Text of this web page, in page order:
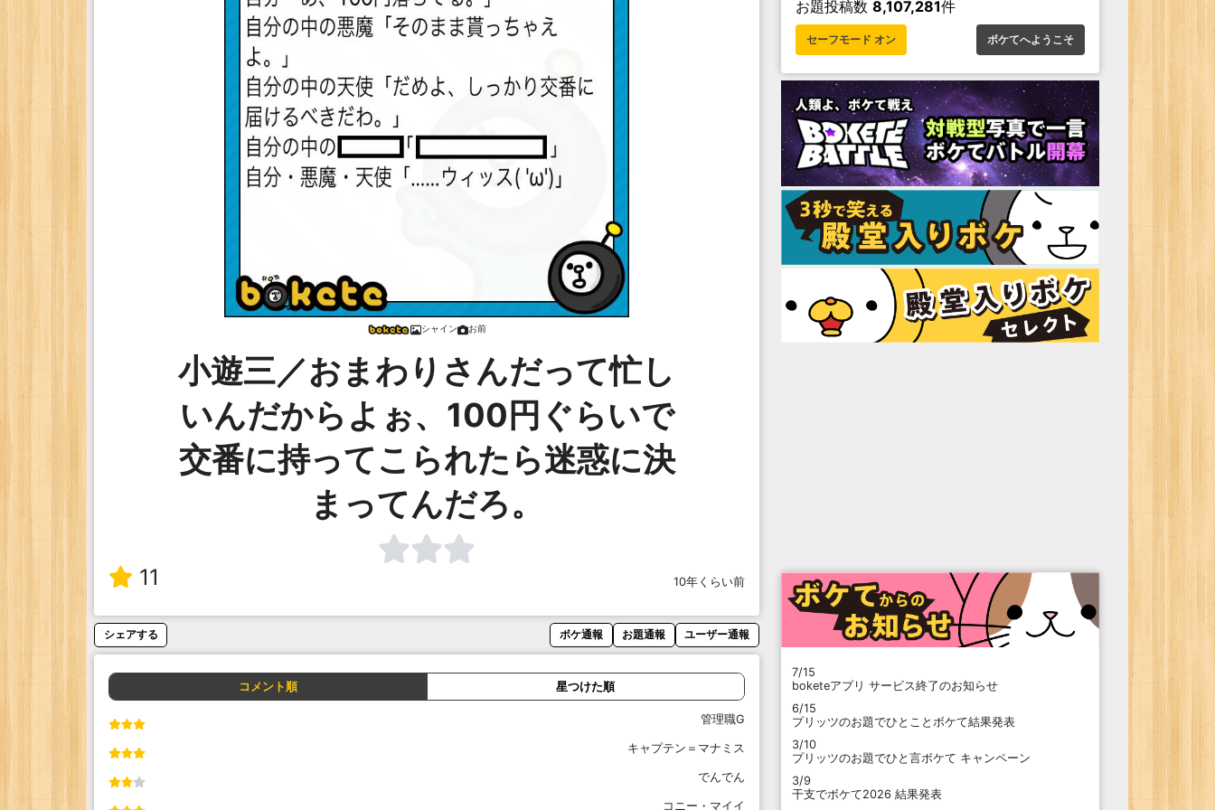
シャイン お前
小遊三／おまわりさんだって忙し
いんだからよぉ、100円ぐらいで
交番に持ってこられたら迷惑に決
まってんだろ。
11 10年くらい前
シェアする ボケ通報 お題通報 ユーザー通報
コメント順 星つけた順
管理職G
キャプテン＝マナミス
でんでん
コニー・マイイ
お題投稿数 8,107,281件
セーフモード オン ボケてへようこそ
7/15
boketeアプリ サービス終了のお知らせ
6/15
プリッツのお題でひとことボケて結果発表
3/10
プリッツのお題でひと言ボケて キャンペーン
3/9
干支でボケて2026 結果発表